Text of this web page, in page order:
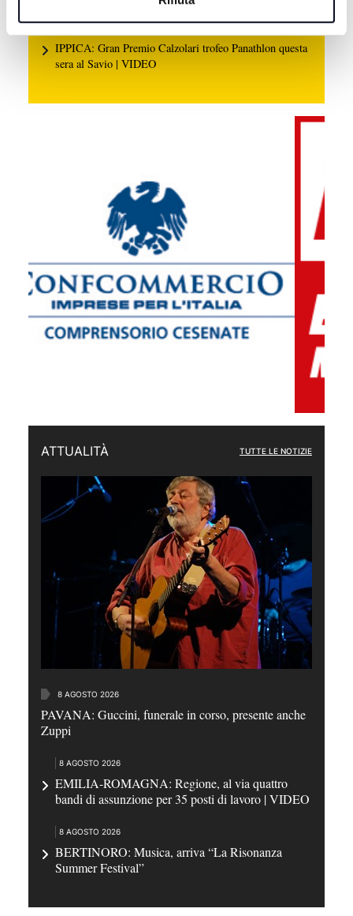
IPPICA: Gran Premio Calzolari trofeo Panathlon questa
sera al Savio | VIDEO
ATTUALITÀ TUTTE LE NOTIZIE
8 AGOSTO 2026
PAVANA: Guccini, funerale in corso, presente anche
Zuppi
8 AGOSTO 2026
EMILIA-ROMAGNA: Regione, al via quattro
bandi di assunzione per 35 posti di lavoro | VIDEO
8 AGOSTO 2026
BERTINORO: Musica, arriva “La Risonanza
Summer Festival”